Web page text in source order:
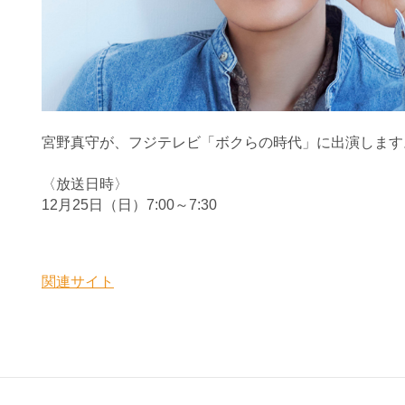
宮野真守が、フジテレビ「ボクらの時代」に出演しま
〈放送日時〉
12月25日（日）7:00～7:30
関連サイト